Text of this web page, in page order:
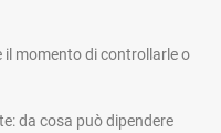
il momento di controllarle o
da cosa può dipendere